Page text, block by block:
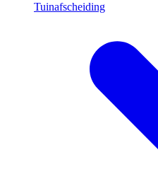
Tuinafscheiding